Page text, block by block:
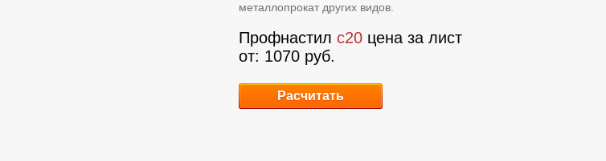
металлопрокат других видов.
Профнастил с20 цена за лист
от: 1070 руб.
Расчитать